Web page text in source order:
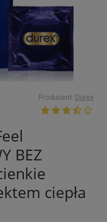
Producent: Durex
BEZ
ciepła